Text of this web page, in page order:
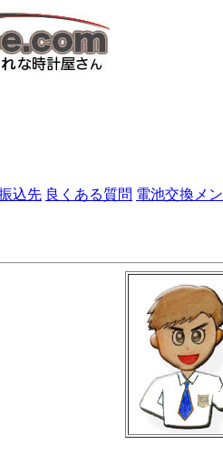
込先 良くある質問 電池交換メ